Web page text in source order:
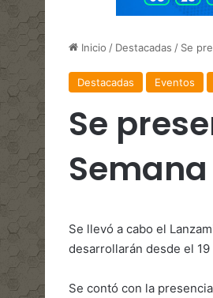
Inicio / Destacadas / Se
Destacadas Eventos
Se
Se llevó a cabo el
desarrollarán desde el
Se contó con la